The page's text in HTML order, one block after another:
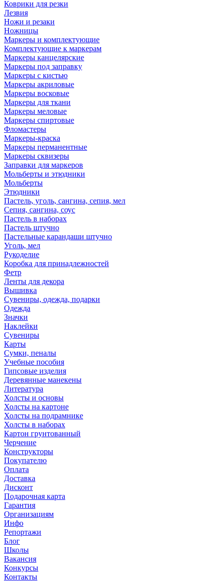
Коврики для резки
Лезвия
Ножи и резаки
Ножницы
Маркеры и комплектующие
Комплектующие к маркерам
Маркеры канцелярские
Маркеры под заправку
Маркеры с кистью
Маркеры акриловые
Маркеры восковые
Маркеры для ткани
Маркеры меловые
Маркеры спиртовые
Фломастеры
Маркеры-краска
Маркеры перманентные
Маркеры сквизеры
Заправки для маркеров
Мольберты и этюдники
Мольберты
Этюдники
Пастель, уголь, сангина, сепия, мел
Сепия, сангина, соус
Пастель в наборах
Пастель штучно
Пастельные карандаши штучно
Уголь, мел
Рукоделие
Коробка для принадлежностей
Фетр
Ленты для декора
Вышивка
Сувениры, одежда, подарки
Одежда
Значки
Наклейки
Сувениры
Карты
Сумки, пеналы
Учебные пособия
Гипсовые изделия
Деревянные манекены
Литература
Холсты и основы
Холсты на картоне
Холсты на подрамнике
Холсты в наборах
Картон грунтованный
Черчение
Конструкторы
Покупателю
Оплата
Доставка
Дисконт
Подарочная карта
Гарантия
Организациям
Инфо
Репортажи
Блог
Школы
Вакансия
Конкурсы
Контакты